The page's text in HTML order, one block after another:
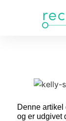
Denne artikel
og er udgivet